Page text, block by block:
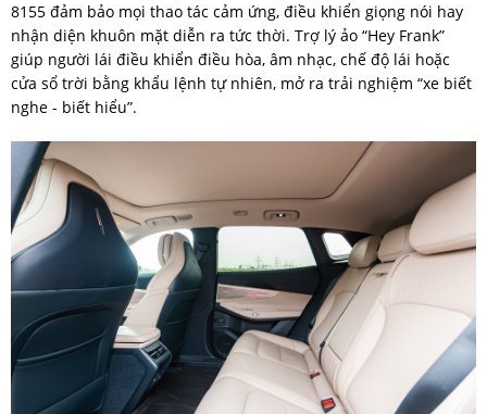
8155 đảm bảo mọi thao tác cảm ứng, điều khiển giọng nói hay
nhận diện khuôn mặt diễn ra tức thời. Trợ lý ảo “Hey Frank”
giúp người lái điều khiển điều hòa, âm nhạc, chế độ lái hoặc
cửa sổ trời bằng khẩu lệnh tự nhiên, mở ra trải nghiệm “xe biết
nghe - biết hiểu”.